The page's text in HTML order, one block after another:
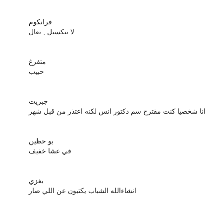
فرانكوم
لا تتكسيل , تعال
متفرغ
حبيب
جبريت
انا شخصيا كنت مقترح سم دكتور انس لكنه اعتذر من قبل شهر
بو حظين
في عشا خفيف
بغزي
انشاءالله الشباب يكتبون عن اللي صار